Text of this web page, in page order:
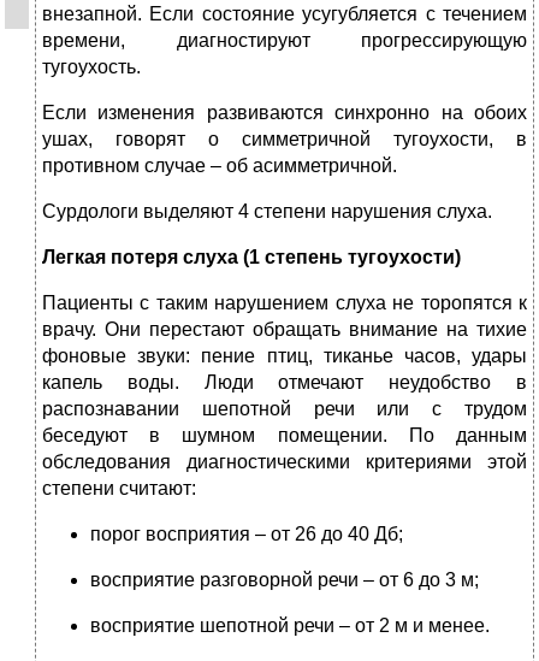
внезапной. Если состояние усугубляется с течением
времени, диагностируют прогрессирующую
тугоухость.
Если изменения развиваются синхронно на обоих
ушах, говорят о симметричной тугоухости, в
противном случае – об асимметричной.
Сурдологи выделяют 4 степени нарушения слуха.
Легкая потеря слуха (1 степень тугоухости)
Пациенты с таким нарушением слуха не торопятся к
врачу. Они перестают обращать внимание на тихие
фоновые звуки: пение птиц, тиканье часов, удары
капель воды. Люди отмечают неудобство в
распознавании шепотной речи или с трудом
беседуют в шумном помещении. По данным
обследования диагностическими критериями этой
степени считают:
порог восприятия – от 26 до 40 Дб;
восприятие разговорной речи – от 6 до 3 м;
восприятие шепотной речи – от 2 м и менее.